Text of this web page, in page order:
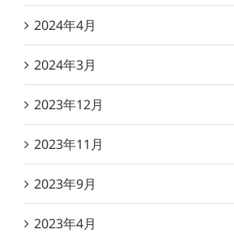
2024年4月
2024年3月
2023年12月
2023年11月
2023年9月
2023年4月